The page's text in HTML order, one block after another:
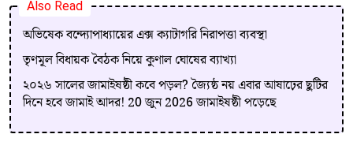
Also Read
অভিষেক বন্দ্যোপাধ্যায়ের এক্স ক্যাটাগরি নিরাপত্তা ব্যবস্থা
তৃণমূল বিধায়ক বৈঠক নিয়ে কুণাল ঘোষের ব্যাখ্যা
২০২৬ সালের জামাইষষ্ঠী কবে পড়ল? জ্যৈষ্ঠ নয় এবার আষাঢ়ের ছুটির
দিনে হবে জামাই আদর! 20 জুন 2026 জামাইষষ্ঠী পড়েছে